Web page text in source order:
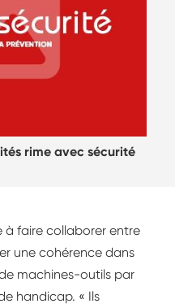
rime avec sécurité
à faire collaborer entre
une cohérence dans
machines-outils par
handicap. « Ils